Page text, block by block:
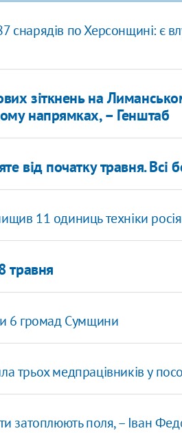
снарядів по Херсонщині: є
зіткнень на
напрямках, – Генштаб
від початку травня. Всі
11 одиниць техніки
травня
6 громад Сумщини
трьох медпрацівників у
затоплюють поля, – Іван